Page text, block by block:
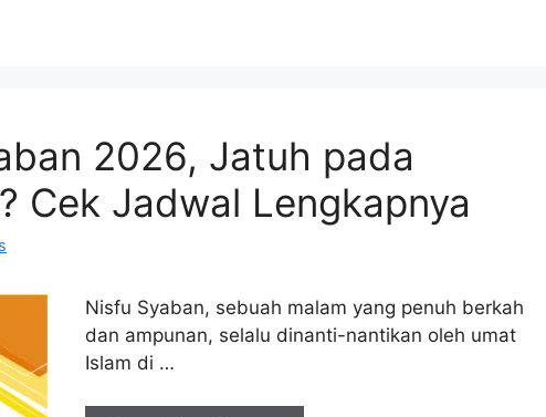
2026, Jatuh pada
Cek Jadwal Lengkapnya
Nisfu Syaban, sebuah malam yang penuh berkah
dan ampunan, selalu dinanti-nantikan oleh umat
Islam di …